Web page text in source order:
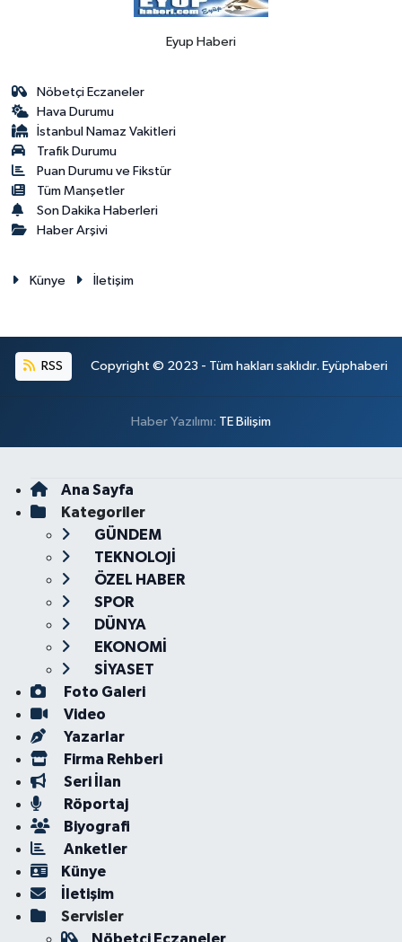
Eyup Haberi
Nöbetçi Eczaneler
Hava Durumu
İstanbul Namaz Vakitleri
Trafik Durumu
Puan Durumu ve Fikstür
Tüm Manşetler
Son Dakika Haberleri
Haber Arşivi
Künye İletişim
RSS Copyright © 2023 - Tüm hakları saklıdır. Eyüphaberi
Haber Yazılımı: TE Bilişim
Ana Sayfa
Kategoriler
GÜNDEM
TEKNOLOJİ
ÖZEL HABER
SPOR
DÜNYA
EKONOMİ
SİYASET
Foto Galeri
Video
Yazarlar
Firma Rehberi
Seri İlan
Röportaj
Biyografi
Anketler
Künye
İletişim
Servisler
Nöbetçi Eczaneler